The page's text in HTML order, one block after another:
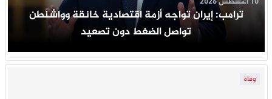
ترامب: إيران تواجه أزمة اقتصادية خانقة وواشنطن
تواصل الضغط دون تصعيد
وفاة